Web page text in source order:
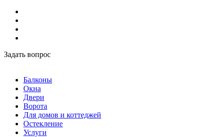
Задать вопрос
Балконы
Окна
Двери
Ворота
Для домов и коттеджей
Остекление
Услуги